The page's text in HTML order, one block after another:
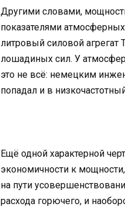
Другими словами,
показателями
литровый силовой
лошадиных сил. У
это не всё: немецким
попадал и в
Ещё одной характерной
экономичности к
на пути
расхода горючего, и